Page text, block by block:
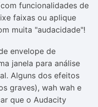
funcionalidades de
faixas ou aplique
muita "audacidade"!
envelope de
janela para análise
Alguns dos efeitos
graves), wah wah e
que o Audacity